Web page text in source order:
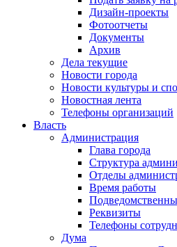
Дизайн-проекты
Фотоотчеты
Документы
Архив
Дела текущие
Новости города
Новости культуры и
Новостная лента
Телефоны организаций
Власть
Администрация
Глава города
Структура
Отделы
Время работы
Реквизиты
Телефоны
Дума